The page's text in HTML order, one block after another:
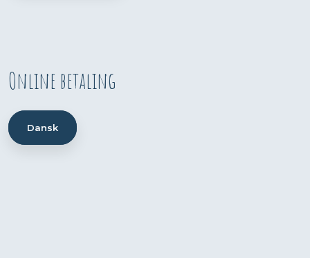
Online betaling
Dansk